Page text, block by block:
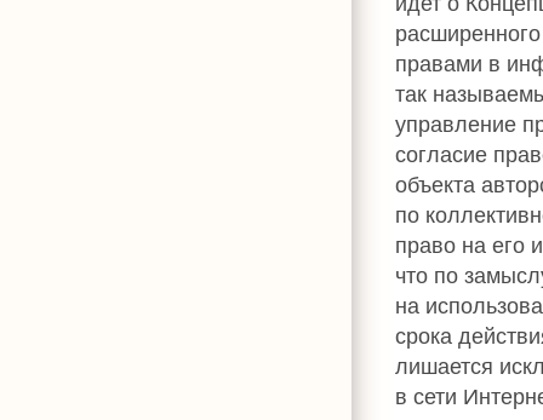
правами в
так
управление
согласие
объекта
по
право на его
что по
на
срока
лишается
в сети